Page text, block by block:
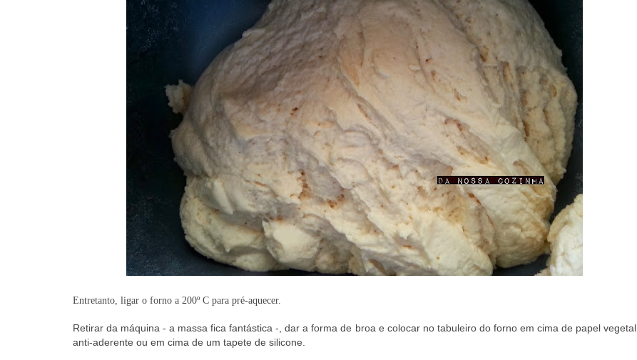
Entretanto, ligar o forno a 200º C para pré-aquecer.
Retirar da máquina - a massa fica fantástica -, dar a forma de broa e colocar no tabuleiro do forno em cima de papel vegetal
anti-aderente ou em cima de um tapete de silicone.